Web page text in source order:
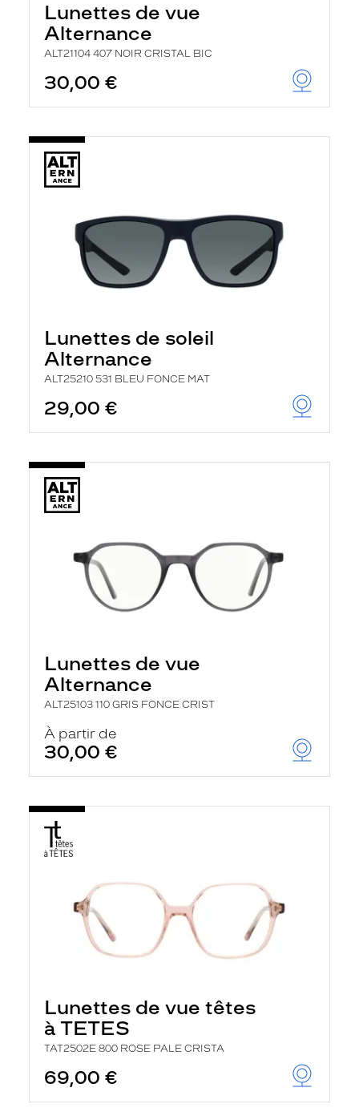
Lunettes de vue
Alternance
ALT21104 407 NOIR CRISTAL BIC
30,00 €
Lunettes de soleil
Alternance
ALT25210 531 BLEU FONCE MAT
29,00 €
Lunettes de vue
Alternance
ALT25103 110 GRIS FONCE CRIST
À partir de
30,00 €
Lunettes de vue têtes
à TETES
TAT2502E 800 ROSE PALE CRISTA
69,00 €